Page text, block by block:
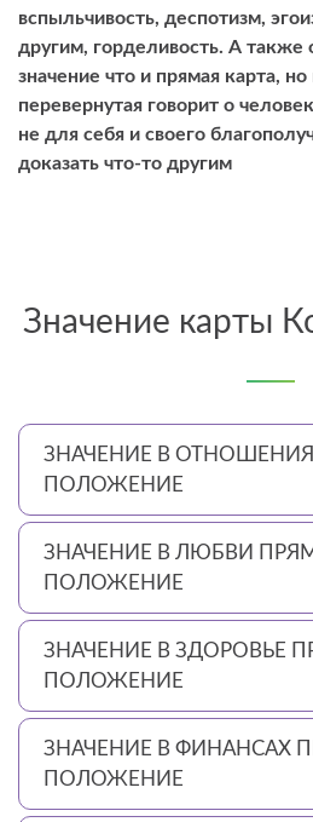
вспыльчивость, деспотизм,
другим, горделивость. А также
значение что и прямая карта,
перевернутая говорит о
не для себя и своего
доказать что-то другим
Значение карты
ЗНАЧЕНИЕ В
ПОЛОЖЕНИЕ
ЗНАЧЕНИЕ В ЛЮБВИ
ПОЛОЖЕНИЕ
ЗНАЧЕНИЕ В ЗДОРОВЬЕ
ПОЛОЖЕНИЕ
ЗНАЧЕНИЕ В ФИНАНСАХ
ПОЛОЖЕНИЕ